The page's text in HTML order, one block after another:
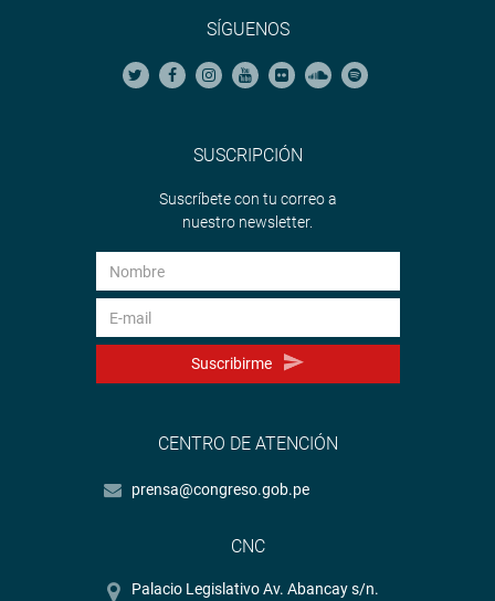
SÍGUENOS
SUSCRIPCIÓN
Suscríbete con tu correo a
nuestro newsletter.
Suscribirme
CENTRO DE ATENCIÓN
prensa@congreso.gob.pe
CNC
Palacio Legislativo Av. Abancay s/n.